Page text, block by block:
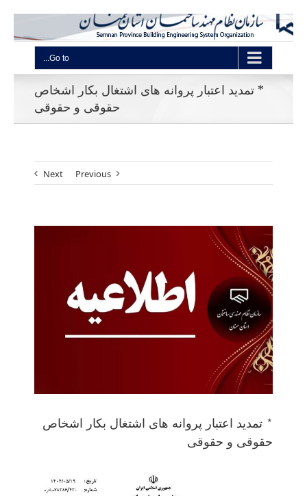
Go to...
* تمدید اعتبار پروانه های اشتغال بکار اشخاص
حقوقی و حقوقی
Previous
Next
View
Larger
Image
* تمدید اعتبار پروانه های اشتغال بکار اشخاص
حقوقی و حقوقی